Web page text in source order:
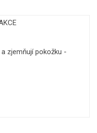
zjemňují pokožku -